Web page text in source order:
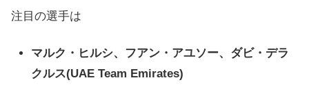
注目の選手は
マルク・ヒルシ、フアン・アユソー、ダビ・デラ
クルス(UAE Team Emirates)